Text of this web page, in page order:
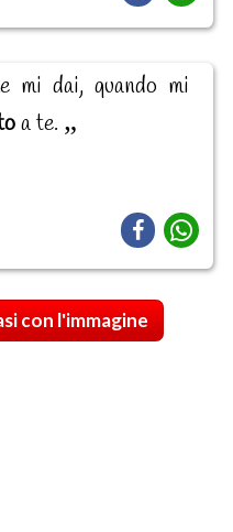
mi dai, quando mi
a te.
con l'immagine